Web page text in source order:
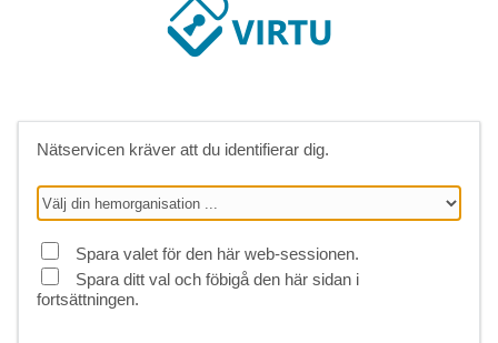
Nätservicen kräver att du identifierar dig.
Spara valet för den här web-sessionen.
Spara ditt val och föbigå den här sidan i
fortsättningen.